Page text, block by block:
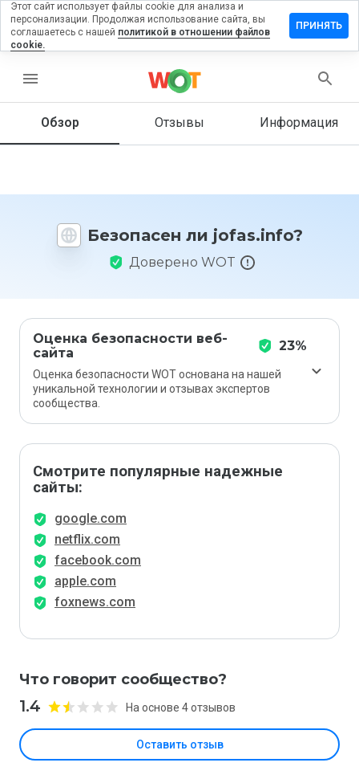
menu
Обзор Отзывы Информация
Безопасен ли jofas.info?
Доверено WOT
Оценка безопасности веб-
сайта
23%
Оценка безопасности WOT основана на нашей
уникальной технологии и отзывах экспертов
сообщества.
Смотрите популярные надежные
сайты:
google.com
netflix.com
facebook.com
apple.com
foxnews.com
Что говорит сообщество?
1.4 На основе 4 отзывов
Оставить отзыв
на
Как бы
этот
Этот сайт использует файлы cookie для анализа и
персонализации. Продолжая использование сайта, вы
соглашаетесь с нашей политикой в отношении файлов
cookie.
ПРИНЯТЬ